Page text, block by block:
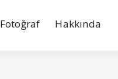
Fotoğraf Hakkında